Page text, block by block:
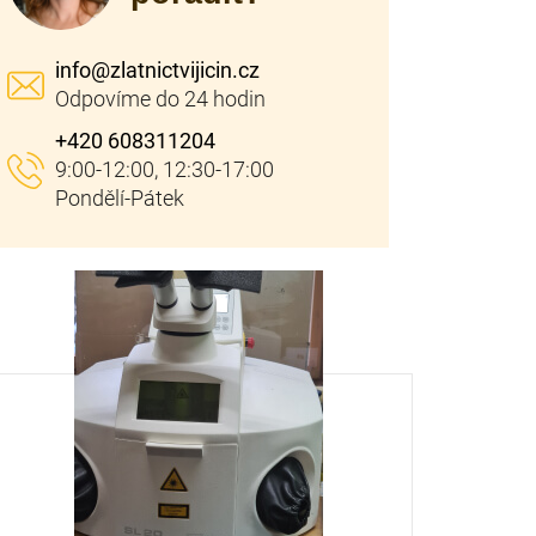
info@zlatnictvijicin.cz
+420 608311204